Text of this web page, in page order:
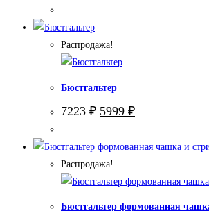
Распродажа!
Бюстгальтер
7223₽ Первоначальная
цена
7223 ₽.
5999 ₽Текущая
цена:
Распродажа!
Бюстгальтер формованная